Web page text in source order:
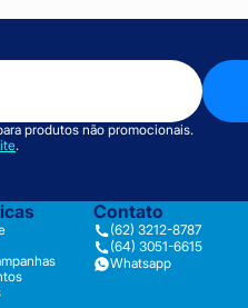
produtos não promocionais.
.
Contato
(62) 3212-8787
(64) 3051-6615
Whatsapp